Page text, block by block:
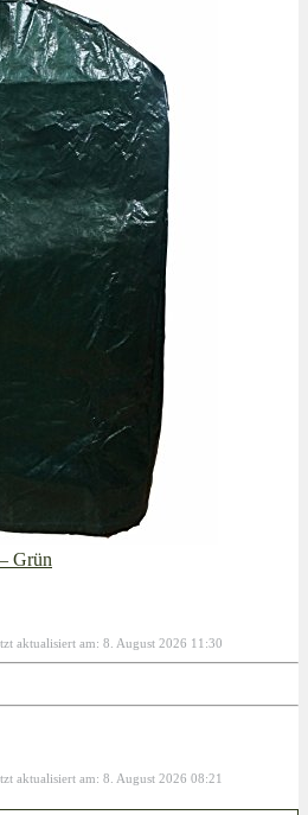
Grün
aktualisiert am: 8. August 2026 11:30
aktualisiert am: 8. August 2026 08:21